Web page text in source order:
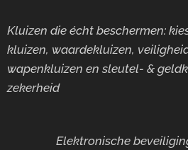
Kluizen die écht beschermen:
kluizen, waardekluizen,
wapenkluizen en sleutel- &
zekerheid
Elektronische